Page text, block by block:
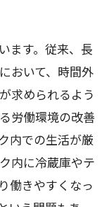
ます。従来、長
おいて、時間外
求められるよう
労働環境の改善
内での生活が厳
内に冷蔵庫やテ
働きやすくなっ